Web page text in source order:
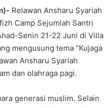
Relawan Ansharu Syariah
Camp Sejumlah Santri
Senin 21-22 Juni di Villa
mengusung tema “Kujaga
Ansharu Syariah
dan olahraga pagi.
generasi muslim. Selain